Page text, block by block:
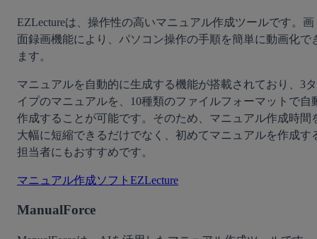
EZLectureは、操作性の高いマニュアル作成ツールです。画
面録画機能により、パソコン操作の手順を簡単に動画化で
ます。
マニュアルを自動的に生成する機能が搭載されており、3タ
イプのマニュアルを、10種類のファイルフォーマットで自
作成することが可能です。そのため、マニュアル作成時間
大幅に短縮できるだけでなく、初めてマニュアルを作成す
担当者にもおすすめです。
マニュアル作成ソフトEZLecture
ManualForce